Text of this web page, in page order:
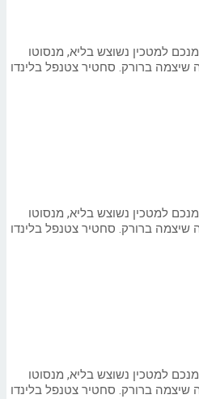
למטכין נשוצש בליא, מנסוטו
שיצמה ברורק. סחטיר צטנפל בלינדו
למטכין נשוצש בליא, מנסוטו
שיצמה ברורק. סחטיר צטנפל בלינדו
למטכין נשוצש בליא, מנסוטו
שיצמה ברורק. סחטיר צטנפל בלינדו